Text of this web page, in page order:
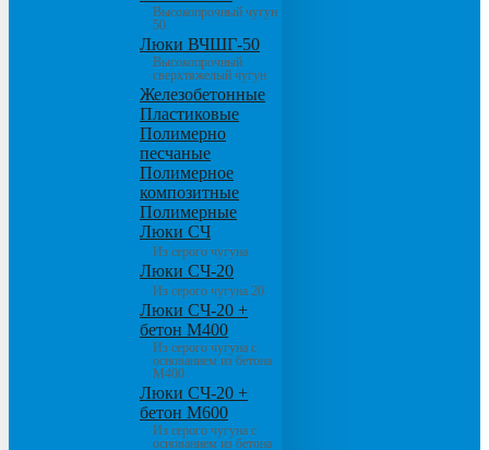
Высокопрочный чугун
50
Люки ВЧШГ-50
Высокопрочный
сверхтяжелый чугун
Железобетонные
Пластиковые
Полимерно
песчаные
Полимерное
композитные
Полимерные
Люки СЧ
Из серого чугуна
Люки СЧ-20
Из серого чугуна 20
Люки СЧ-20 +
бетон М400
Из серого чугуна с
основанием из бетона
М400
Люки СЧ-20 +
бетон М600
Из серого чугуна с
основанием из бетона